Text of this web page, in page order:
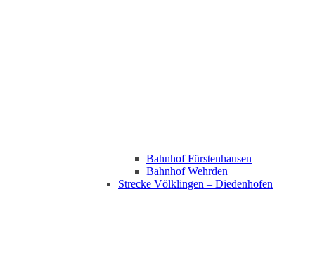
Bahnhof Fürstenhausen
Bahnhof Wehrden
Strecke Völklingen – Diedenhofen